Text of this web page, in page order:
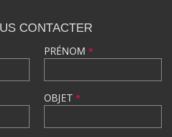
CONTACTER
PRÉNOM *
OBJET *